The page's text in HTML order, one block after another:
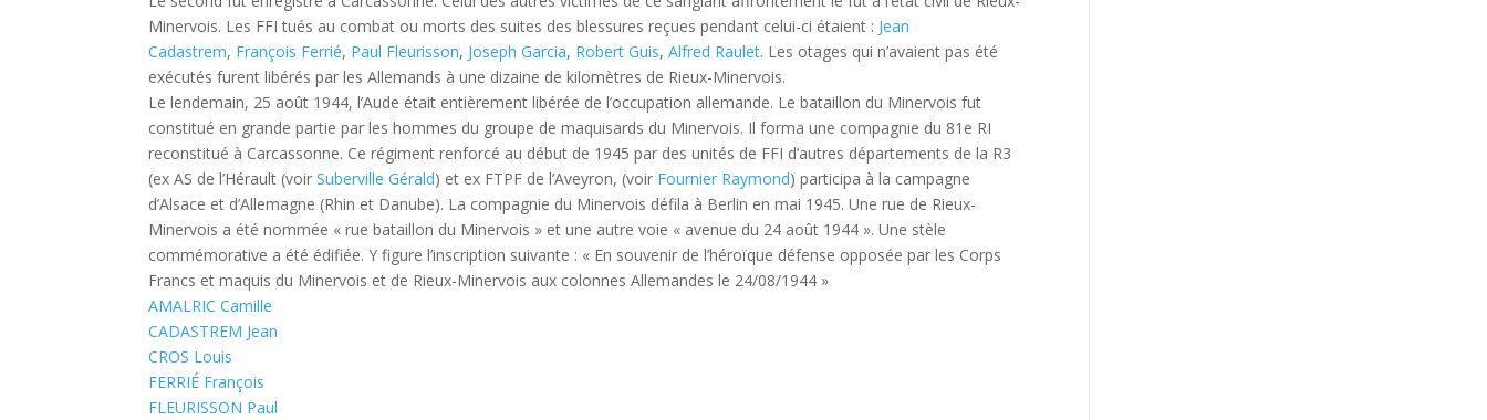
Minervois. Les FFI tués au combat ou morts des suites des blessures reçues pendant celui-ci étaient : Jean
Cadastrem, François Ferrié, Paul Fleurisson, Joseph Garcia, Robert Guis,Alfred Raulet. Les otages qui n’avaient pas été
exécutés furent libérés par les Allemands à une dizaine de kilomètres de Rieux-Minervois.
Le lendemain, 25 août 1944, l’Aude était entièrement libérée de l’occupation allemande. Le bataillon du Minervois fut
constitué en grande partie par les hommes du groupe de maquisards du Minervois. Il forma une compagnie du 81e RI
reconstitué à Carcassonne. Ce régiment renforcé au début de 1945 par des unités de FFI d’autres départements de la R3
(ex AS de l’Hérault (voirSuberville Gérald) et ex FTPF de l’Aveyron, (voir Fournier Raymond) participa à la campagne
d’Alsace et d’Allemagne (Rhin et Danube). La compagnie du Minervois défila à Berlin en mai 1945. Une rue de Rieux-
Minervois a été nommée « rue bataillon du Minervois » et une autre voie « avenue du 24 août 1944 ». Une stèle
commémorative a été édifiée. Y figure l’inscription suivante : « En souvenir de l’héroïque défense opposée par les Corps
Francs et maquis du Minervois et de Rieux-Minervois aux colonnes Allemandes le 24/08/1944 »
AMALRIC Camille
CADASTREM Jean
CROS Louis
FERRIÉ François
FLEURISSON Paul